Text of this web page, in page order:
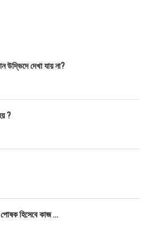
দেখা যায় না?
?
পোষক হিসেবে কাজ ...